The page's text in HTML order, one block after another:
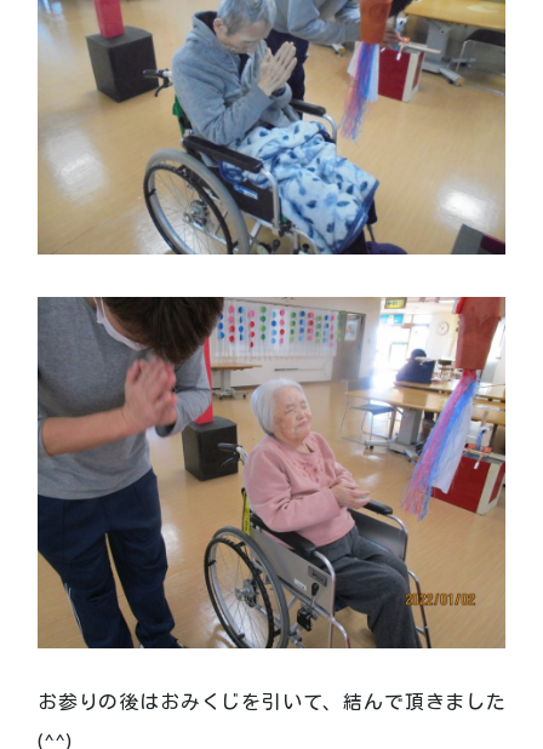
お参りの後はおみくじを引いて、結んで頂きました
(^^)